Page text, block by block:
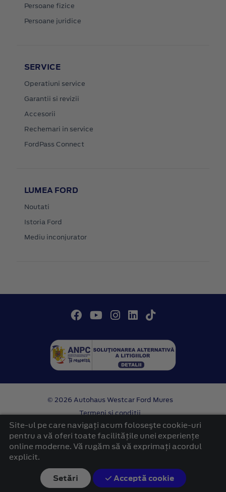
Persoane fizice
Persoane juridice
SERVICE
Operatiuni service
Garantii si revizii
Accesorii
Rechemari in service
FordPass Connect
LUMEA FORD
Noutati
Istoria Ford
Mediu inconjurator
© 2026 Autohaus Westcar Ford Mures
Termeni si conditii
Confidentialitate
Politica cookies
platformă dezvoltată de Workleto
Site-ul pe care navigați acum foloseşte cookie-uri
pentru a vă oferi toate facilitățile unei experiențe
online moderne. Vă rugăm să vă exprimați acordul
explicit.
Setări
Acceptă cookie